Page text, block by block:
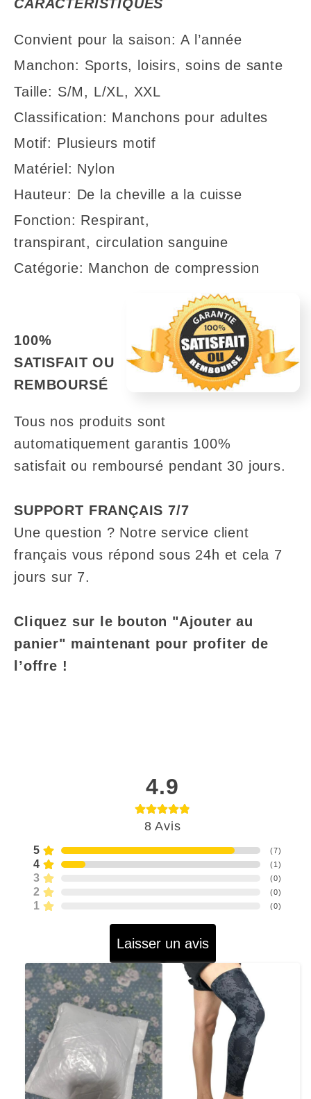
CARACTÉRISTIQUES
Convient pour la saison: A l’année
Manchon: Sports, loisirs, soins de sante
Taille: S/M, L/XL, XXL
Classification: Manchons pour adultes
Motif: Plusieurs motif
Matériel: Nylon
Hauteur: De la cheville a la cuisse
Fonction: Respirant,
transpirant, circulation sanguine
Catégorie: Manchon de compression
100%
SATISFAIT OU
REMBOURSÉ
Tous nos produits sont
automatiquement garantis 100%
satisfait ou remboursé pendant 30 jours.
SUPPORT FRANÇAIS 7/7
Une question ? Notre service client
français vous répond sous 24h et cela 7
jours sur 7.
Cliquez sur le bouton "Ajouter au
panier" maintenant pour profiter de
l’offre !
4.9
8 Avis
5 (7)
4 (1 )
3 (0)
2 (0)
1 (0)
Laisser un avis